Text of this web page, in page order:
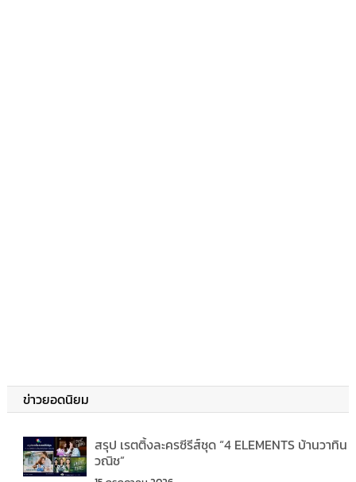
ข่าวยอดนิยม
สรุป เรตติ้งละครซีรีส์ชุด “4 ELEMENTS บ้านวาทิน
วณิช”